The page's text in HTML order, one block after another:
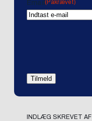
Email (Påkrævet)
INDLÆG SKREVET AF